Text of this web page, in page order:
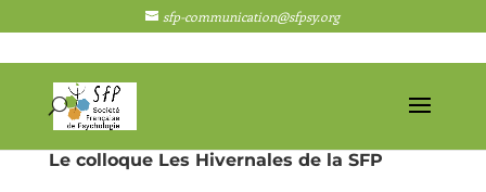
sfp-communication@sfpsy.org
Le colloque Les Hivernales de la SFP